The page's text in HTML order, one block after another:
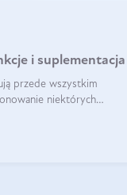
i suplementacja
przede wszystkim
niektórych